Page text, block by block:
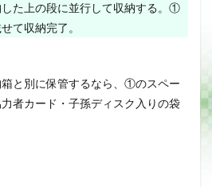
た上の段に並行して収納する。①
て収納完了。
と別に保管するなら、①のスペー
者カード・子孫ディスク入りの袋